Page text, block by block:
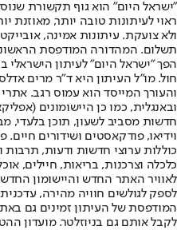
"ישראל היום" הוא גוף תקשורת
ראוי לעיתונות טובה יותר, מאוזנת
ולא צועקת. עיתונות אמינה,
הפך "ישראל היום" לעיתון הישראלי
חול. מו"ל העיתון היא ד"ר מרים
והעורך המייסד הוא עמוס רגב.
חדשות מסביב לשעון, תוכן בלעדי,
וידיאו, פודקאסטים ושידורים
כוללות ערוצי חדשות ודעות, תרבות
לאוויר האתר החדש והיישומון
לספק לגולשים חוויה מהירה,
המודפסת של העיתון זמינים גם
לקבל אותם גם בניוזלטר. מועדון